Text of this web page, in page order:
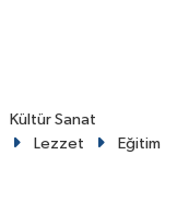
Kültür Sanat
Lezzet Eğitim